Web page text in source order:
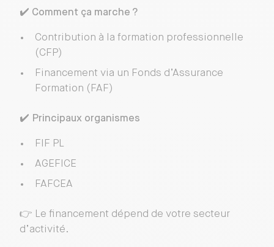
✔️ Comment ça marche ?
Contribution à la formation professionnelle
(CFP)
Financement via un Fonds d’Assurance
Formation (FAF)
✔️ Principaux organismes
FIF PL
AGEFICE
FAFCEA
👉 Le financement dépend de votre secteur
d’activité.